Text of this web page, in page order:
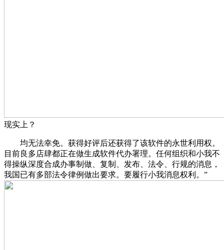
现实上？
均无法幸免。获得好评后还获得了该软件的永世利用权。
目前良多店肆都正在做生成软件代办署理。任何组织和小我不
得操纵深度合成办事制做、复制、发布、法令、行规的消息，
我国已有多部法令律例做出要求。要履行小我消息权利。”